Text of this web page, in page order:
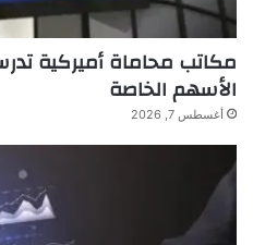
مكاتب محاماة أميركية
الأسهم الخاصة
أغسطس 7, 2026